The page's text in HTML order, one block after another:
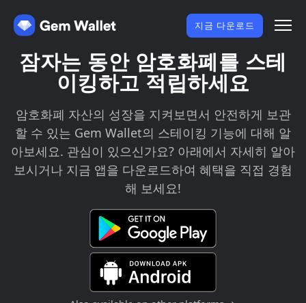
지금 다운로드
잠자는 동안 암호화폐를 스테
이킹하고 적립하세요
암호화폐 자산의 성장을 지켜보면서 안전하게 보관
할 수 있는 Gem Wallet의 스테이킹 기능에 대해 알
아보세요. 관심이 있으신가요? 아래에서 자세히 알아
보시거나 지금 앱을 다운로드하여 혜택을 직접 경험
해 보세요!